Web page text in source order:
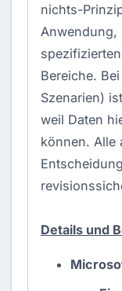
nichts-
Anwendung,
Bereiche.
Szenarien)
weil Daten
können. Alle
Details und